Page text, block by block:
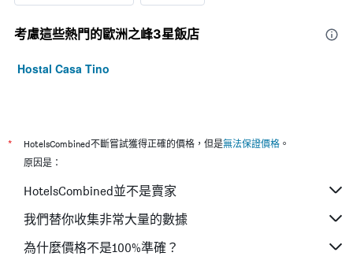
考慮這些熱門的歐洲之峰3星​飯店
Hostal Casa Tino
* HotelsCombined不斷嘗試獲得正確的價格，但是無法保證價格 。
原因是：
HotelsCombined並不是賣家
我們替你收集非常大量的數據
為什麼價格不是100%準確？